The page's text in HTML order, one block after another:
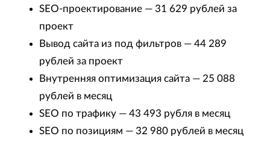
SEO-проектирование — 31 629 рублей за
проект
Вывод сайта из под фильтров — 44 289
рублей за проект
Внутренняя оптимизация сайта — 25 088
рублей в месяц
SEO по трафику — 43 493 рубля в месяц
SEO по позициям — 32 980 рублей в месяц